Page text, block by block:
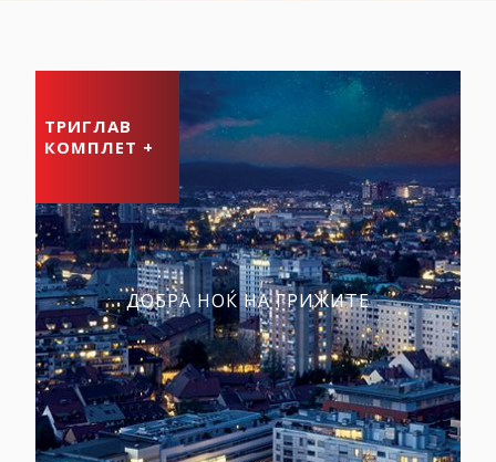
ТРИГЛАВ
КОМПЛЕТ +
ДОБРА НОЌ НА ГРИЖИТЕ